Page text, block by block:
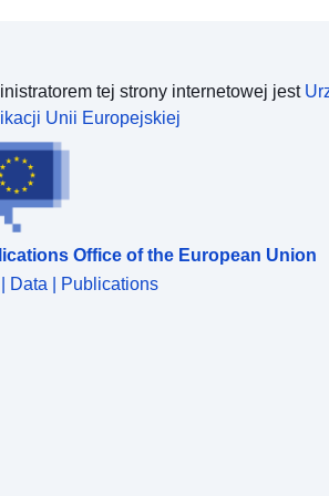
tej strony internetowej jest
Unii Europejskiej
Office of the European Union
| Data | Publications